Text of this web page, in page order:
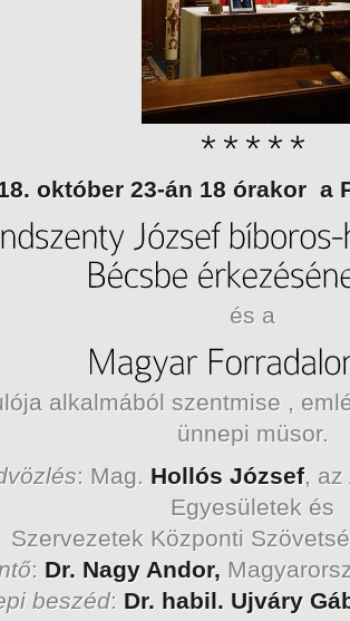
október 23-án 18 órakor a
és a
alkalmából szentmise ,
ünnepi müsor.
: Mag. Hollós József, az
Egyesületek és
Szervezetek Központi
: Dr. Nagy Andor,
beszéd: Dr. habil. Ujváry